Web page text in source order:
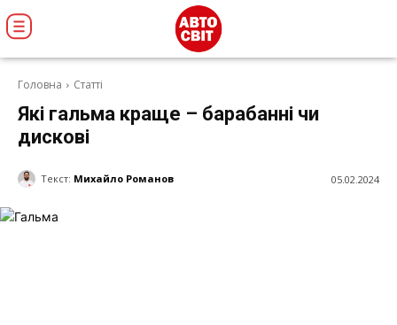
Головна Статті
Які гальма краще – барабанні чи
дискові
Текст: Михайло Романов 05.02.2024